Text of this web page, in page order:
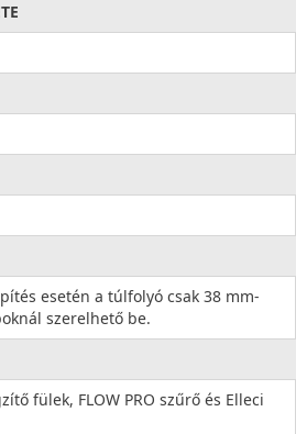
esetén a túlfolyó csak 38 mm-
szerelhető be.
fülek, FLOW PRO szűrő és Elleci